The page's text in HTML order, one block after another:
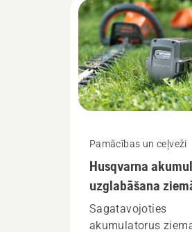
Pamācības un ceļveži
Husqvarna
uzglabāšana
Sagatavojoties
akumulatorus